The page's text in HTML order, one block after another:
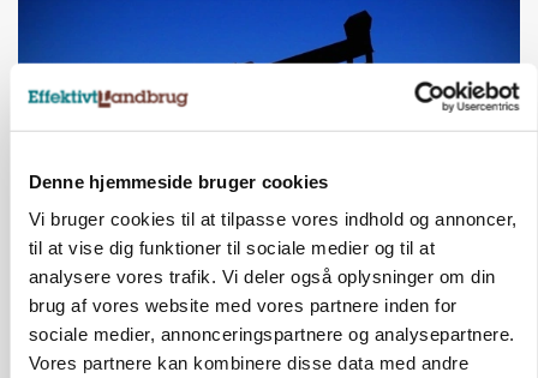
Denne hjemmeside bruger cookies
Vi bruger cookies til at tilpasse vores indhold og annoncer,
til at vise dig funktioner til sociale medier og til at
analysere vores trafik. Vi deler også oplysninger om din
brug af vores website med vores partnere inden for
sociale medier, annonceringspartnere og analysepartnere.
Vores partnere kan kombinere disse data med andre
MARKED
Olieprisfald og fredshåb sender F5-renten ned
på 3 procent